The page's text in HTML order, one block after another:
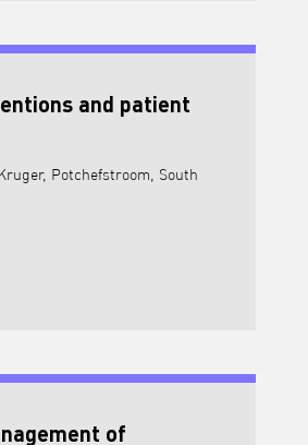
and patient
Potchefstroom, South
Interventions and patient counseling
of